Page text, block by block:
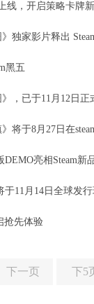
线，开启策略卡牌
片释出 Steam冬季特卖限
黑五
于11月12日正式在
平台正式发售！最新玩法
亮相Steam新
14日全球发行现已开
抢先体验
下一页 下5